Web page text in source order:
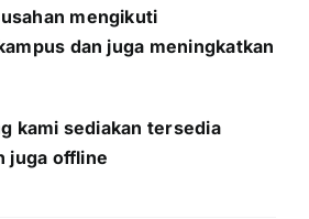
mengikuti
dan juga meningkatkan
kami sediakan tersedia
juga offline